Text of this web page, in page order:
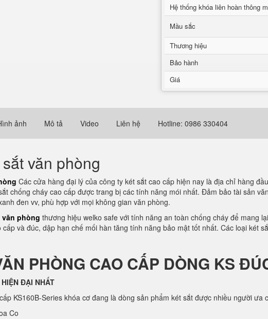
Hệ thống khóa liên hoàn thông
Mầu sắc
Thương hiệu
Bảo hành
Giá
ảnh Mô tả Video Liên hệ Hotline: 0986 330404
văn phòng
Các cửa hàng đại lý của công ty két sắt cao cấp hiện nay là địa chỉ hàng
chống cháy cao cấp được trang bị các tính năng mói nhất. Đảm bảo tài sản
đen vv, phù hợp với mọi không gian văn phòng.
phòng thương hiệu welko safe với tính năng an toàn chống cháy để mang
và đúc, dập hạn chế mối hàn tăng tính năng bảo mật tốt nhất. Các loại két
PHÒNG CAO CẤP DÒNG KS
ĐẠI NHẤT
KS160B-Series khóa cơ đang là dòng sản phẩm két sắt được nhiều người
Co